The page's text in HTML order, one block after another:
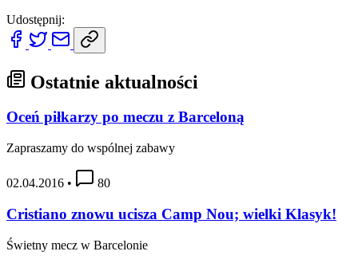
Udostępnij:
Ostatnie aktualności
Oceń piłkarzy po meczu z Barceloną
Zapraszamy do wspólnej zabawy
02.04.2016 • 80
Cristiano znowu ucisza Camp Nou; wielki Klasyk!
Świetny mecz w Barcelonie